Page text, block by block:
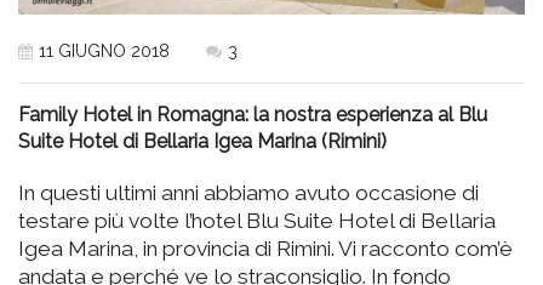
11 GIUGNO 2018 3
Family Hotel in Romagna: la nostra esperienza al Blu
Suite Hotel di Bellaria Igea Marina (Rimini)
In questi ultimi anni abbiamo avuto occasione di
testare più volte l’hotel Blu Suite Hotel di Bellaria
Igea Marina, in provincia di Rimini. Vi racconto com’è
andata e perché ve lo straconsiglio. In fondo